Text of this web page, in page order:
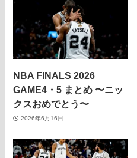
NBA FINALS 2026
GAME4・5 まとめ 〜ニッ
クスおめでとう〜
2026年6月16日